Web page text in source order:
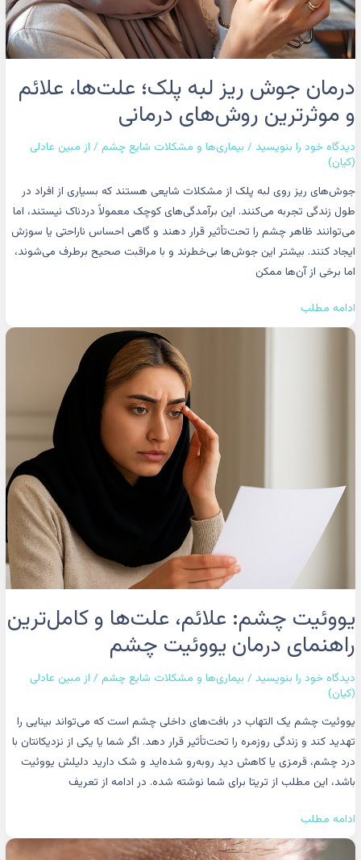
درمان جوش ریز لبه پلک؛ علت‌ها، علائم
و موثرترین روش‌های درمانی
دیدگاه‌ خود را بنویسید / بیماری‌ها و مشکلات شایع چشم / از مبین عادلی
(کیان)
جوش‌های ریز روی لبه پلک از مشکلات شایعی هستند که بسیاری از افراد در
طول زندگی تجربه می‌کنند. این برآمدگی‌های کوچک معمولاً دردناک نیستند، اما
می‌توانند ظاهر چشم را تحت‌تأثیر قرار دهند و گاهی احساس ناراحتی یا سوزش
ایجاد کنند. بیشتر این جوش‌ها بی‌خطرند و با مراقبت صحیح برطرف می‌شوند،
اما برخی از آن‌ها ممکن
درمانی
ادامه مطلب
یووئیت چشم: علائم، علت‌ها و کامل‌ترین
راهنمای درمان یووئیت چشم
دیدگاه‌ خود را بنویسید / بیماری‌ها و مشکلات شایع چشم / از مبین عادلی
(کیان)
یووئیت چشم یک التهاب در بافت‌های داخلی چشم است که می‌تواند بینایی را
تهدید کند و زندگی روزمره را تحت‌تأثیر قرار دهد. اگر شما یا یکی از نزدیکانتان با
درد چشم، قرمزی یا کاهش دید روبه‌رو شده‌اید و شک دارید دلیلش یووئیت
باشد، این مطلب از تریتا برای شما نوشته شده. در ادامه از تعریف
یووئیت
یووئیت
چشم
ادامه مطلب
لکه